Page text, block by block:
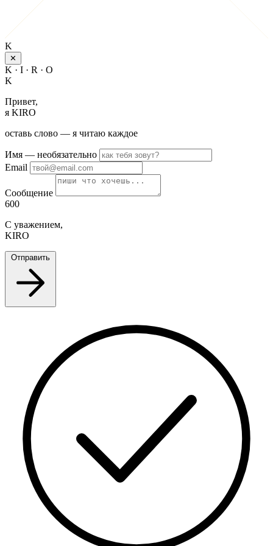
K
✕
K · I · R · O
K
Привет,
я KIRO
оставь слово — я читаю каждое
Имя — необязательно
Email
Сообщение
600
С уважением,
KIRO
Отправить